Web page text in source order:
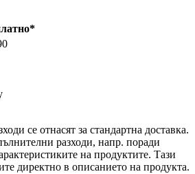
се отнасят за стандартна доставка.
разходи, напр. поради
на продуктите. Тази
директно в описанието на продукта.